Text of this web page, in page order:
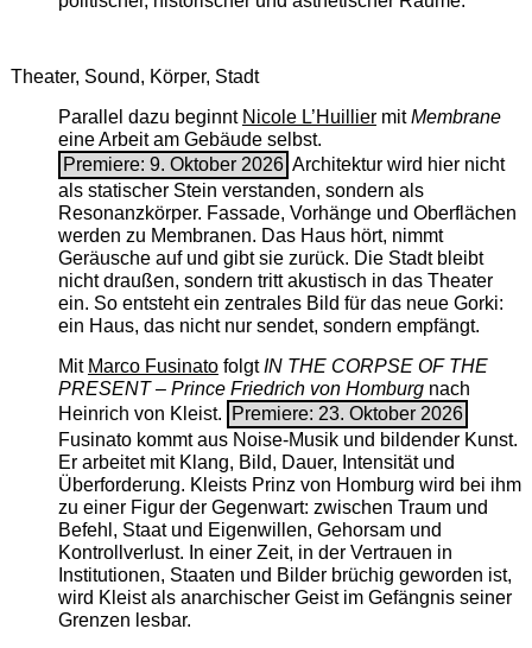
Theater, Sound, Körper, Stadt
Parallel dazu beginnt Nicole L’Huilliermit ­Membrane
eine Arbeit am Gebäude selbst.
Premiere: 9. Oktober 2026 Architektur wird hier nicht
als statischer Stein verstanden, sondern als
Resonanzkörper. Fassade, Vorhänge und Oberflächen
werden zu Membranen. Das Haus hört, nimmt
Geräusche auf und gibt sie zurück. Die Stadt bleibt
nicht draußen, sondern tritt akustisch in das Theater
ein. So entsteht ein zentrales Bild für das neue Gorki:
ein Haus, das nicht nur sendet, sondern empfängt.
Mit Marco FusinatofolgtIN THE CORPSE OF THE
PRESENT – Prince Friedrich von Homburgnach
Heinrich von Kleist.
Premiere: 23. Oktober 2026
Fusinato kommt aus Noise-Musik und bildender Kunst.
Er arbeitet mit Klang, Bild, Dauer, Intensität und
Überforderung. Kleists Prinz von Homburg wird bei ihm
zu einer Figur der Gegenwart: zwischen Traum und
Befehl, Staat und Eigenwillen, Gehorsam und
Kontrollverlust. In einer Zeit, in der Vertrauen in
Institutionen, Staaten und Bilder brüchig geworden ist,
wird Kleist als anarchischer Geist im Gefängnis seiner
Grenzen lesbar.